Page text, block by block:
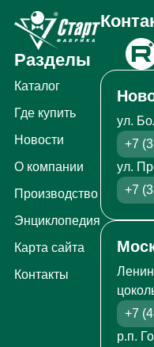
Разделы
Каталог
Где купить
Новости
О компании
Производство
Энциклопедия
Карта сайта
Контакты
ул.
+7
ул.
+7
+7
р.п.